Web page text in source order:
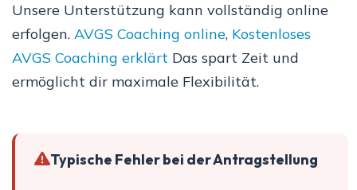
Unsere Unterstützung kann vollständig online
erfolgen. AVGS Coaching online, Kostenloses
AVGS Coaching erklärt Das spart Zeit und
ermöglicht dir maximale Flexibilität.
Typische Fehler bei der Antragstellung